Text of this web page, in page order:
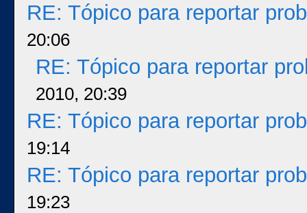
RE: Tópico para reportar
20:06
RE: Tópico para reportar
2010, 20:39
RE: Tópico para reportar
19:14
RE: Tópico para reportar
19:23